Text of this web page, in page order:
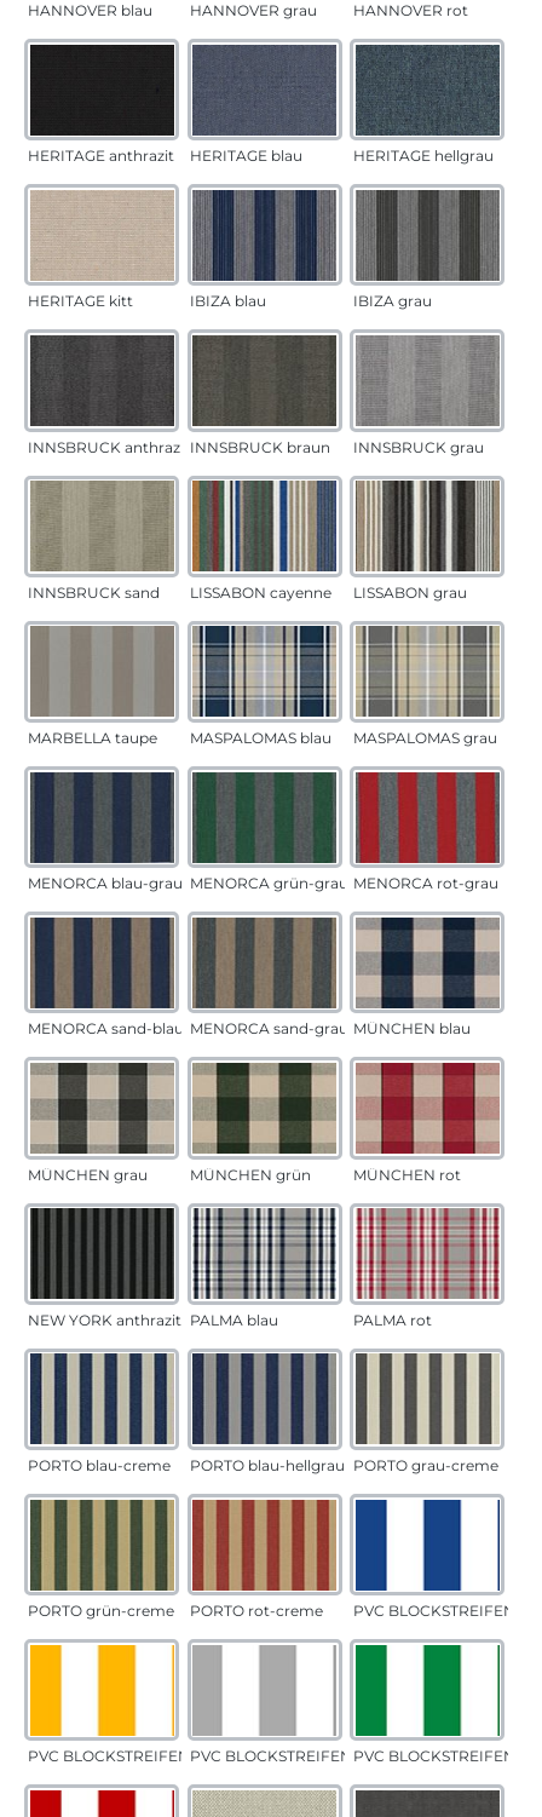
HANNOVER blau HANNOVER grau HANNOVER rot
HERITAGE anthrazit HERITAGE blau HERITAGE hellgrau
HERITAGE kitt IBIZA blau IBIZA grau
INNSBRUCK anthrazit INNSBRUCK braun INNSBRUCK grau
INNSBRUCK sand LISSABON cayenne LISSABON grau
MARBELLA taupe MASPALOMAS blau MASPALOMAS grau
MENORCA blau-grau MENORCA grün-grau MENORCA rot-grau
MENORCA sand-blau MENORCA sand-grau MÜNCHEN blau
MÜNCHEN grau MÜNCHEN grün MÜNCHEN rot
NEW YORK anthrazit PALMA blau PALMA rot
PORTO blau-creme PORTO blau-hellgrau PORTO grau-creme
PORTO grün-creme PORTO rot-creme PVC BLOCKSTREIFEN
PVC BLOCKSTREIFEN gelbPVC BLOCKSTREIFEN grauPVC BLOCKSTREIFEN